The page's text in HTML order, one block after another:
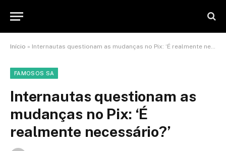
Início » Internautas questionam as mudanças no Pix: ‘É realmente necessário?’
FAMOSOS SA
Internautas questionam as
mudanças no Pix: ‘É
realmente necessário?’